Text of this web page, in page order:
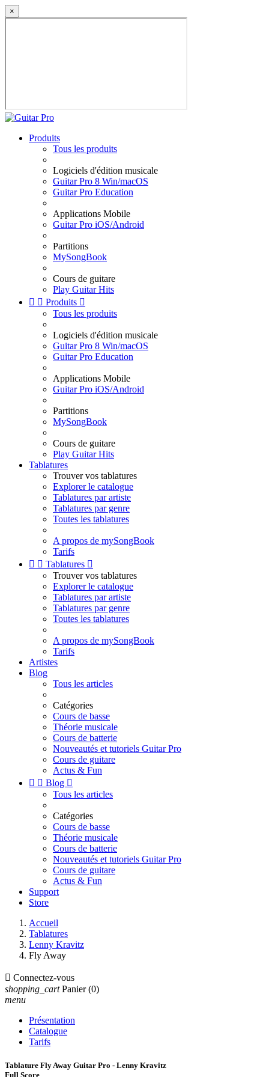
×
Produits
Tous les produits
Logiciels d'édition musicale
Guitar Pro 8 Win/macOS
Guitar Pro Education
Applications Mobile
Guitar Pro iOS/Android
Partitions
MySongBook
Cours de guitare
Play Guitar Hits
  Produits 
Tous les produits
Logiciels d'édition musicale
Guitar Pro 8 Win/macOS
Guitar Pro Education
Applications Mobile
Guitar Pro iOS/Android
Partitions
MySongBook
Cours de guitare
Play Guitar Hits
Tablatures
Trouver vos tablatures
Explorer le catalogue
Tablatures par artiste
Tablatures par genre
Toutes les tablatures
A propos de mySongBook
Tarifs
  Tablatures 
Trouver vos tablatures
Explorer le catalogue
Tablatures par artiste
Tablatures par genre
Toutes les tablatures
A propos de mySongBook
Tarifs
Artistes
Blog
Tous les articles
Catégories
Cours de basse
Théorie musicale
Cours de batterie
Nouveautés et tutoriels Guitar Pro
Cours de guitare
Actus & Fun
  Blog 
Tous les articles
Catégories
Cours de basse
Théorie musicale
Cours de batterie
Nouveautés et tutoriels Guitar Pro
Cours de guitare
Actus & Fun
Support
Store
Accueil
Tablatures
Lenny Kravitz
Fly Away
 Connectez-vous
shopping_cart Panier (0)
menu
Présentation
Catalogue
Tarifs
Tablature Fly Away Guitar Pro - Lenny Kravitz
Full Score